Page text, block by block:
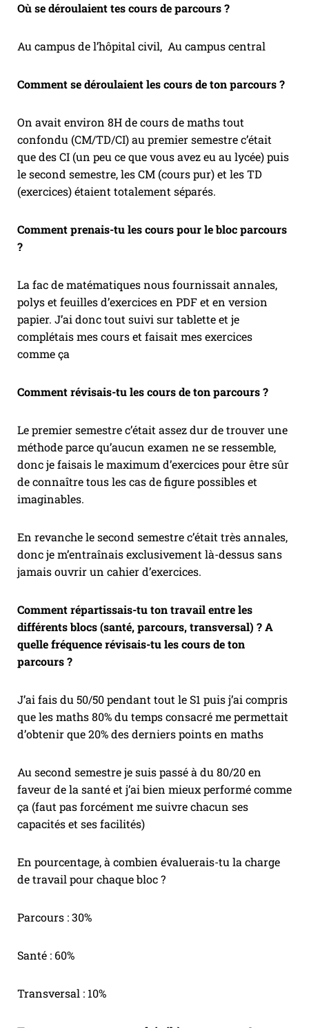
Où se déroulaient tes cours de parcours ?
Au campus de l’hôpital civil, Au campus central
Comment se déroulaient les cours de ton parcours ?
On avait environ 8H de cours de maths tout
confondu (CM/TD/CI) au premier semestre c’était
que des CI (un peu ce que vous avez eu au lycée) puis
le second semestre, les CM (cours pur) et les TD
(exercices) étaient totalement séparés.
Comment prenais-tu les cours pour le bloc parcours
?
La fac de matématiques nous fournissait annales,
polys et feuilles d’exercices en PDF et en version
papier. J’ai donc tout suivi sur tablette et je
complétais mes cours et faisait mes exercices
comme ça
Comment révisais-tu les cours de ton parcours ?
Le premier semestre c’était assez dur de trouver une
méthode parce qu’aucun examen ne se ressemble,
donc je faisais le maximum d’exercices pour être sûr
de connaître tous les cas de figure possibles et
imaginables.
En revanche le second semestre c’était très annales,
donc je m’entraînais exclusivement là-dessus sans
jamais ouvrir un cahier d’exercices.
Comment répartissais-tu ton travail entre les
différents blocs (santé, parcours, transversal) ? A
quelle fréquence révisais-tu les cours de ton
parcours ?
J’ai fais du 50/50 pendant tout le S1 puis j’ai compris
que les maths 80% du temps consacré me permettait
d’obtenir que 20% des derniers points en maths
Au second semestre je suis passé à du 80/20 en
faveur de la santé et j’ai bien mieux performé comme
ça (faut pas forcément me suivre chacun ses
capacités et ses facilités)
En pourcentage, à combien évaluerais-tu la charge
de travail pour chaque bloc ?
Parcours : 30%
Santé : 60%
Transversal : 10%